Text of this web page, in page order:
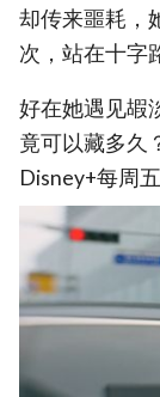
却传来噩耗，
次，站在十字
好在她遇见嘏
竟可以藏多久
Disney+每周